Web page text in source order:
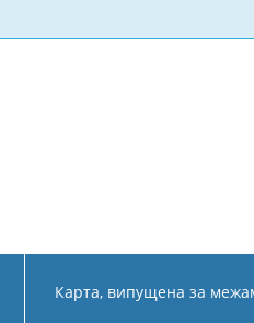
Карта, випущена за